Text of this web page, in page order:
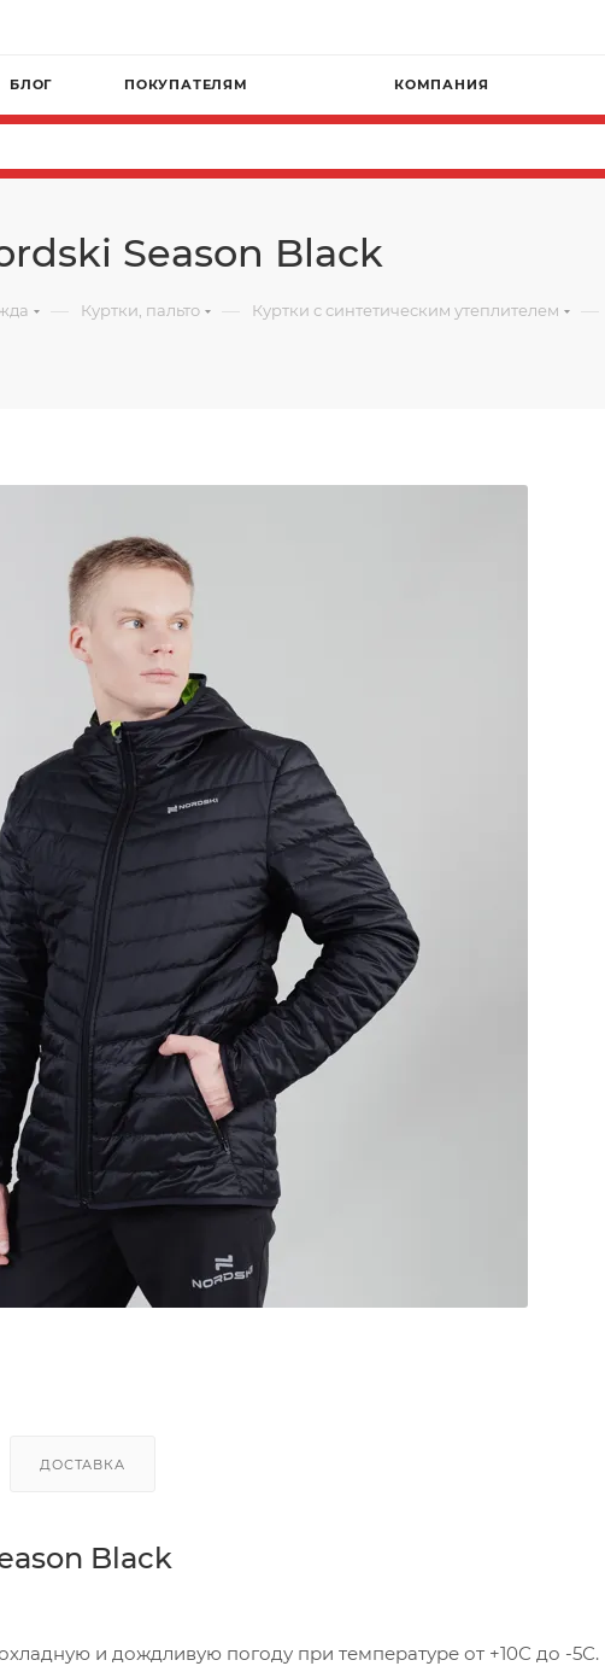
БЛОГ ПОКУПАТЕЛЯМ КОМПАНИЯ
Season Black
— Куртки, пальто — Куртки с синтетическим утеплителем —
ДОСТАВКА
Black
и дождливую погоду при температуре от +10С до -5С.